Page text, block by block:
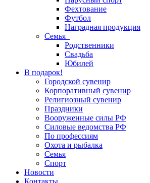
Фехтование
Футбол
Наградная продукция
Семья
Родственники
Свадьба
Юбилей
В подарок!
Городской сувенир
Корпоративный сувенир
Религиозный сувенир
Праздники
Вооруженные силы РФ
Силовые ведомства РФ
По профессиям
Охота и рыбалка
Семья
Спорт
Новости
Контакты